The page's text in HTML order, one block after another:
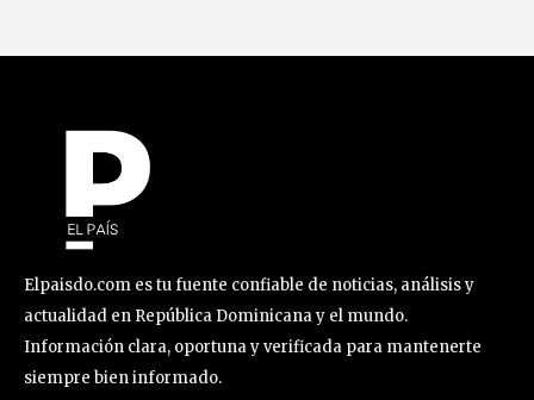
Elpaisdo.com es tu fuente confiable de noticias, análisis y
actualidad en República Dominicana y el mundo.
Información clara, oportuna y verificada para mantenerte
siempre bien informado.